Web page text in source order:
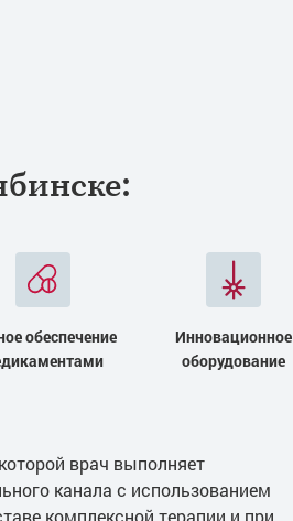
обеспечение
Инновационное
оборудование
врач выполняет
канала с использованием
комплексной терапии и при